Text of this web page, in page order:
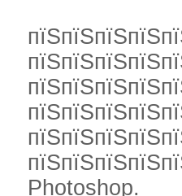
Photoshop.